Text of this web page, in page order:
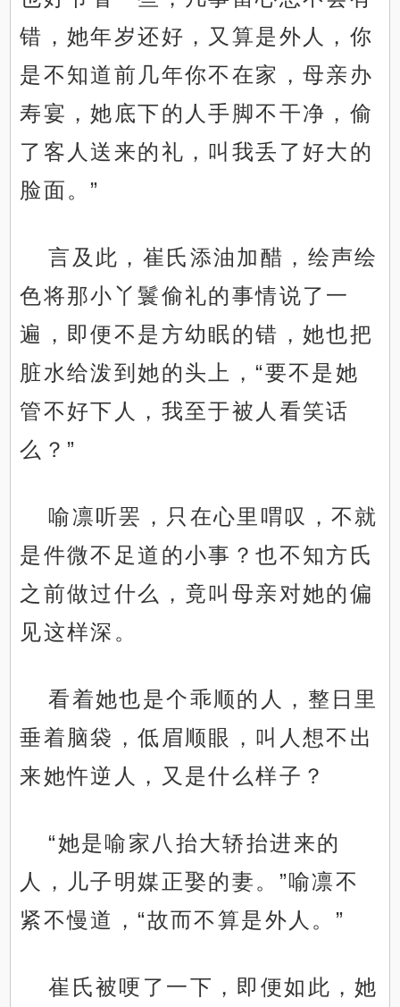
错，她年岁还好，又算是外人，你
是不知道前几年你不在家，母亲办
寿宴，她底下的人手脚不干净，偷
了客人送来的礼，叫我丢了好大的
脸面。”
言及此，崔氏添油加醋，绘声绘
色将那小丫鬟偷礼的事情说了一
遍，即便不是方幼眠的错，她也把
脏水给泼到她的头上，“要不是她
管不好下人，我至于被人看笑话
么？”
喻凛听罢，只在心里喟叹，不就
是件微不足道的小事？也不知方氏
之前做过什么，竟叫母亲对她的偏
见这样深。
看着她也是个乖顺的人，整日里
垂着脑袋，低眉顺眼，叫人想不出
来她忤逆人，又是什么样子？
“她是喻家八抬大轿抬进来的
人，儿子明媒正娶的妻。”喻凛不
紧不慢道，“故而不算是外人。”
崔氏被哽了一下，即便如此，她